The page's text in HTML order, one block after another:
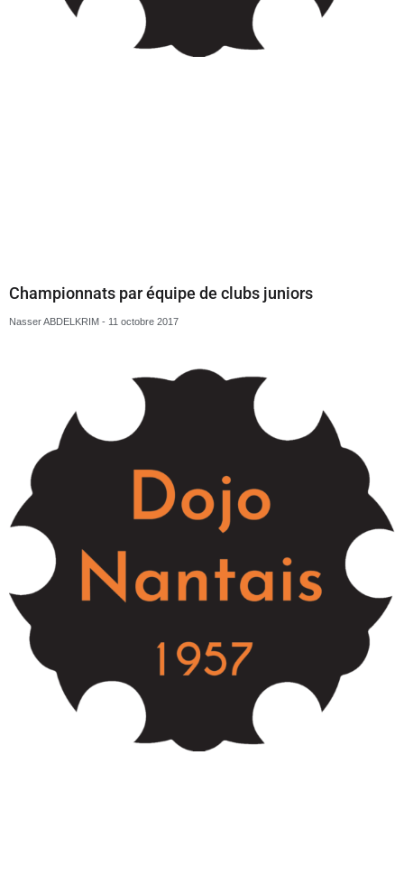
Tournoi Label A seniors de la Roche-sur-Yon
Nasser ABDELKRIM 9 octobre 2017